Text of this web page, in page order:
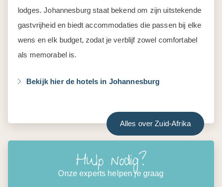
lodges. Johannesburg staat bekend om zijn uitstekende
gastvrijheid en biedt accommodaties die passen bij elke
wens en elk budget, zodat je verblijf zowel comfortabel
als memorabel is.
Bekijk hier de hotels in Johannesburg
Alles over Zuid-Afrika
Hulp nodig?
Onze experts helpen je graag